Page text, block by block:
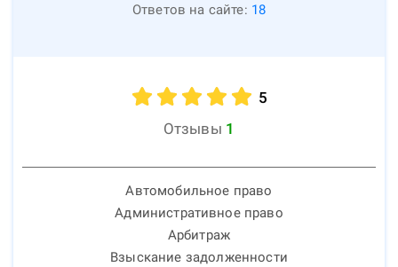
Ответов на сайте: 18
5
Отзывы 1
Автомобильное право
Административное право
Арбитраж
Взыскание задолженности